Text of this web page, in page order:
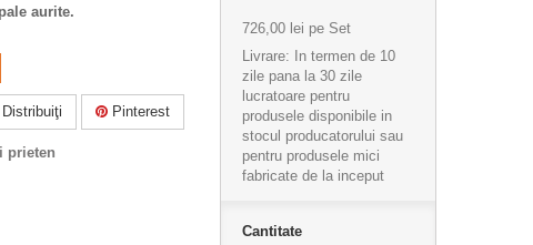
aurite.
Pinterest
prieten
726,00 lei pe Set
Livrare: In termen de 10
zile pana la 30 zile
lucratoare pentru
produsele disponibile in
stocul producatorului sau
pentru produsele mici
fabricate de la inceput
Cantitate